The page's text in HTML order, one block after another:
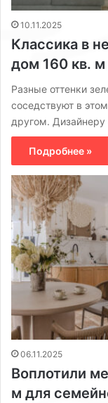
10.11.2025
Классика в
дом 160 кв.
Разные оттенки
соседствуют в
другом. Дизайнеру
Подробнее »
06.11.2025
Воплотили
м для